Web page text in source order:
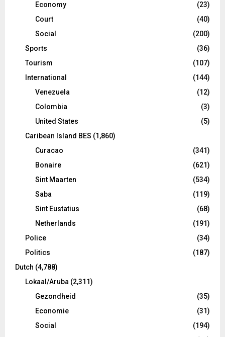
Economy
(23)
Court
(40)
Social
(200)
Sports
(36)
Tourism
(107)
International
(144)
Venezuela
(12)
Colombia
(3)
United States
(5)
Caribean Island BES (1,860)
Curacao
(341)
Bonaire
(621)
Sint Maarten
(534)
Saba
(119)
Sint Eustatius
(68)
Netherlands
(191)
Police
(34)
Politics
(187)
Dutch (4,788)
Lokaal/Aruba (2,311)
Gezondheid
(35)
Economie
(31)
Social
(194)